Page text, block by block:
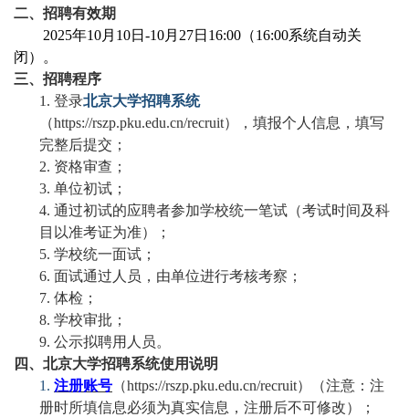
二、招聘有效期
2025年10月10日-10月27日16:00（16:00系统自动关
闭）。
三、 招聘程序
1. 登录北京大学招聘系统
（https://rszp.pku.edu.cn/recruit）
，填报个人信息，填写
完整后提交；
2. 资格审查；
3. 单位初试；
4. 通过初试的应聘者参加学校统一笔试 （考试时间及科
目 以准考证为准）；
5. 学校统一面试 ；
6. 面试通过人员，由单位进行考核考察；
7. 体检；
8. 学校审批；
9. 公示拟聘用人员。
四、 北京大学招聘系统使用说明
1. 注册账号 （https://rszp.pku.edu.cn/recruit）
（注意：注
册时所填信息必须为真实信息，注册后不可修改）；